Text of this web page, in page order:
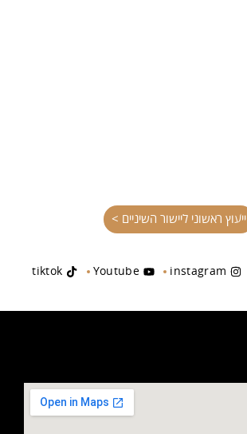
ייעוץ ראשוני ליישור השיניים >
instagram
Youtube
tiktok